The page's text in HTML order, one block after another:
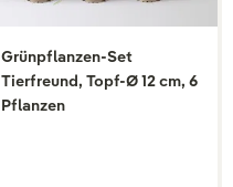
Grünpflanzen-Set
Tierfreund, Topf-Ø 12 cm, 6
Pflanzen